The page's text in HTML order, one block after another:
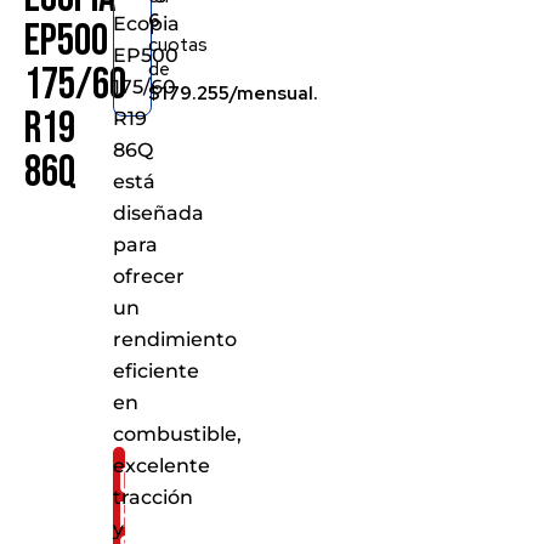
EP500
175/60
R19
86Q
Consíguelo
por
6
cuotas
de
$179.255/mensual.
Ecopia
EP500
175/60
R19
86Q
está
diseñada
para
ofrecer
un
rendimiento
eficiente
en
combustible,
excelente
tracción
y